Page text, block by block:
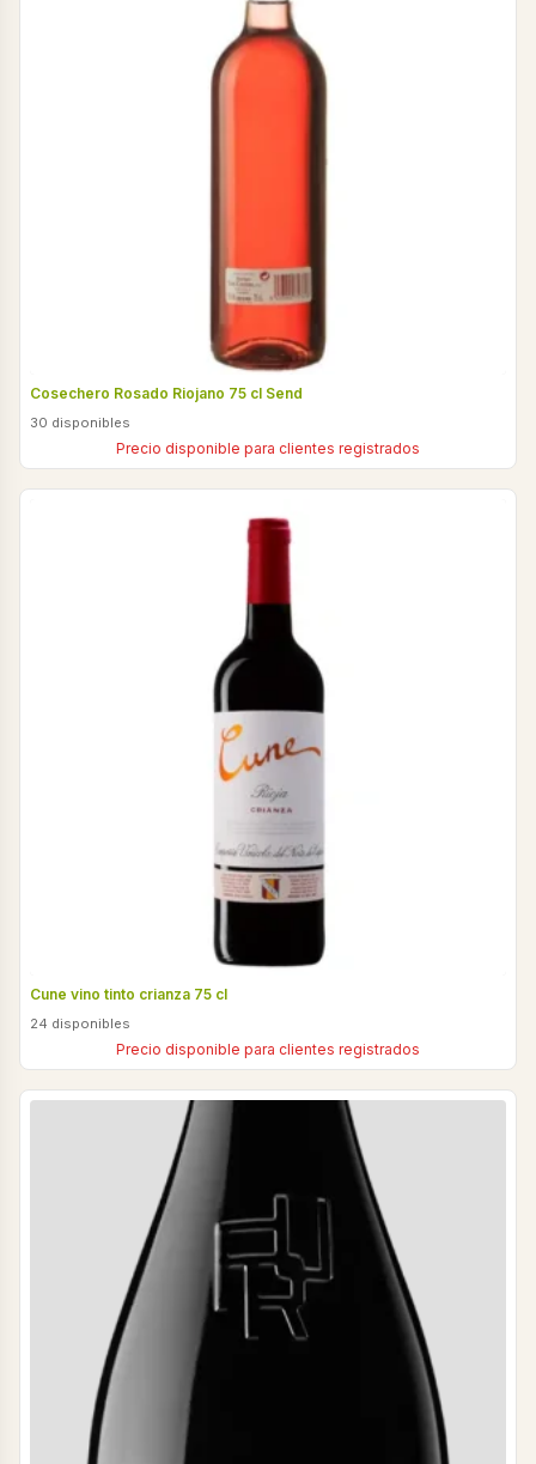
Cosechero Rosado Riojano 75 cl Send
30 disponibles
Precio disponible para clientes registrados
Cune vino tinto crianza 75 cl
24 disponibles
Precio disponible para clientes registrados